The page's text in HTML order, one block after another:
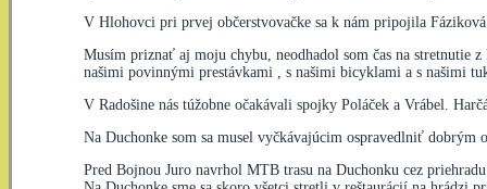
V Hlohovci pri prvej občerstvovačke sa k nám pripojila
Musím priznať aj moju chybu, neodhadol som čas na stretnutie
našimi povinnými prestávkami , s našimi bicyklami a s našimi
V Radošine nás túžobne očakávali spojky Poláček a Vrábel.
Na Duchonke som sa musel vyčkávajúcim ospravedlniť
Pred Bojnou Juro navrhol MTB trasu na Duchonku cez